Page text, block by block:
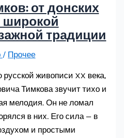
от донских
широкой
традиции
/ Прочее
русской живописи XX века,
Тимкова звучит тихо и
мелодия. Он не ломал
в них. Его сила — в
и простыми